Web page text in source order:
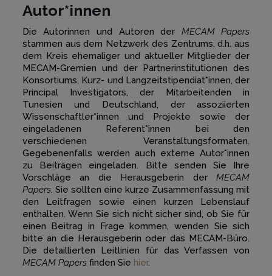
Autor*innen
Die Autorinnen und Autoren der MECAM Papers
stammen aus dem Netzwerk des Zentrums, d.h. aus
dem Kreis ehemaliger und aktueller Mitglieder der
MECAM-Gremien und der Partnerinstitutionen des
Konsortiums, Kurz- und Langzeitstipendiat*innen, der
Principal Investigators, der Mitarbeitenden in
Tunesien und Deutschland, der assoziierten
Wissenschaftler*innen und Projekte sowie der
eingeladenen Referent*innen bei den
verschiedenen Veranstaltungsformaten.
Gegebenenfalls werden auch externe Autor*innen
zu Beiträgen eingeladen. Bitte senden Sie Ihre
Vorschläge an die Herausgeberin derMECAM
Papers. Sie sollten eine kurze Zusammenfassung mit
den Leitfragen sowie einen kurzen Lebenslauf
enthalten. Wenn Sie sich nicht sicher sind, ob Sie für
einen Beitrag in Frage kommen, wenden Sie sich
bitte an die Herausgeberin oder das MECAM-Büro.
Die detaillierten Leitlinien für das Verfassen von
MECAM Papersfinden Sie hier.